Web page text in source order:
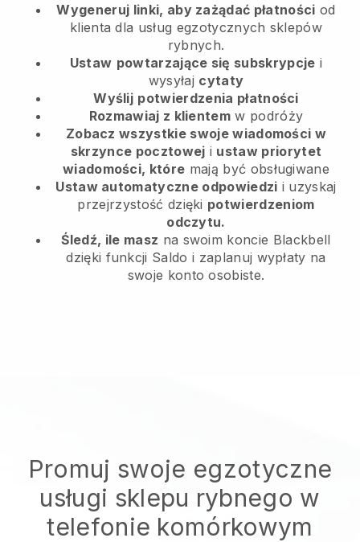
Wygeneruj linki, aby zażądać płatności od
klientadla usług egzotycznych sklepów
rybnych.
Ustaw powtarzające się subskrypcje i
wysyłaj cytaty
Wyślij potwierdzenia płatności
Rozmawiaj z klientem w podróży
Zobacz wszystkie swoje wiadomości w
skrzynce pocztowej i ustaw priorytet
wiadomości, które mają być obsługiwane
Ustaw automatyczne odpowiedzi i uzyskaj
przejrzystość dzięki potwierdzeniom
odczytu.
Śledź, ile masz na swoim koncie Blackbell
dzięki funkcji Saldo i zaplanuj wypłaty na
swoje konto osobiste.
Promuj swoje egzotyczne
usługi sklepu rybnego w
telefonie komórkowym